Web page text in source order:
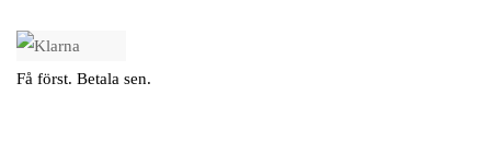
Få först. Betala sen.